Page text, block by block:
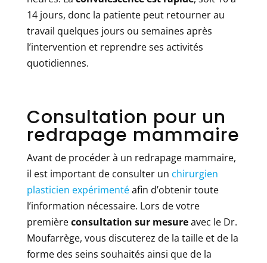
14 jours, donc la patiente peut retourner au
travail quelques jours ou semaines après
l’intervention et reprendre ses activités
quotidiennes.
Consultation pour un
redrapage mammaire
Avant de procéder à un redrapage mammaire,
il est important de consulter un chirurgien
plasticien expérimentéafin d’obtenir toute
l’information nécessaire. Lors de votre
premièreconsultation sur mesureavec le Dr.
Moufarrège, vous discuterez de la taille et de la
forme des seins souhaités ainsi que de la